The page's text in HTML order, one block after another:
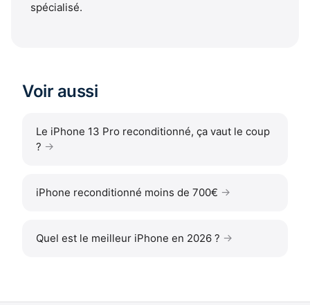
spécialisé.
Voir aussi
Le iPhone 13 Pro reconditionné, ça vaut le coup
?
iPhone reconditionné moins de 700€
Quel est le meilleur iPhone en 2026 ?